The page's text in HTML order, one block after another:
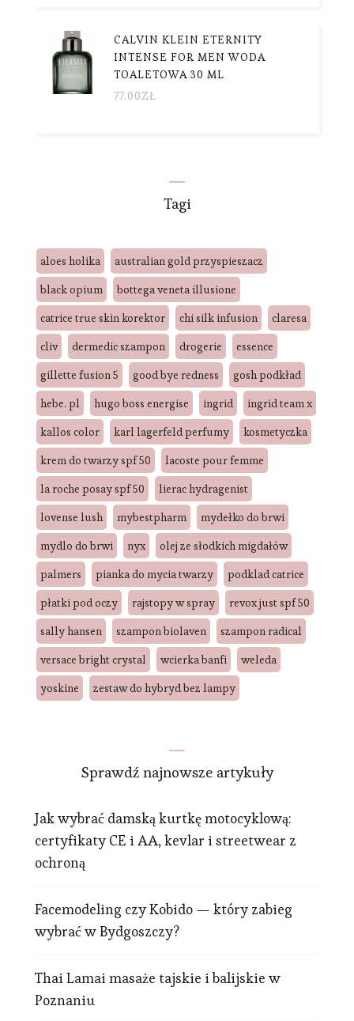
CALVIN KLEIN ETERNITY
INTENSE FOR MEN WODA
TOALETOWA 30 ML
77.00ZŁ
Tagi
aloes holika
australian gold przyspieszacz
black opium
bottega veneta illusione
catrice true skin korektor
chi silk infusion
claresa
cliv
dermedic szampon drogerie
essence
gillette fusion 5
good bye redness
gosh podkład
hebe. pl
hugo boss energise ingrid
ingrid team x
kallos color
karl lagerfeld perfumy
kosmetyczka
krem do twarzy spf 50
lacoste pour femme
la roche posay spf 50
lierac hydragenist
lovense lush
mybestpharm
mydełko do brwi
mydlo do brwi
nyx
olej ze słodkich migdałów
palmers
pianka do mycia twarzy
podklad catrice
płatki pod oczy
rajstopy w spray
revox just spf 50
sally hansen
szampon biolaven
szampon radical
versace bright crystal
wcierka banfi
weleda
yoskine
zestaw do hybryd bez lampy
Sprawdź najnowsze artykuły
Jak wybrać damską kurtkę motocyklową:
certyfikaty CE i AA, kevlar i streetwear z
ochroną
Facemodeling czy Kobido — który zabieg
wybrać w Bydgoszczy?
Thai Lamai masaże tajskie i balijskie w
Poznaniu